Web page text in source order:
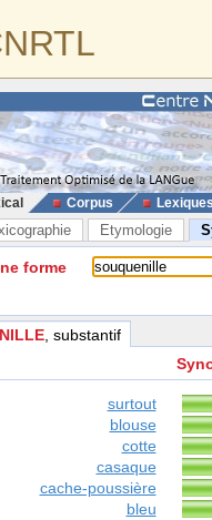
Corpus
Etymologie
forme
, substantif
surtout
blouse
cotte
casaque
cache-poussière
bleu